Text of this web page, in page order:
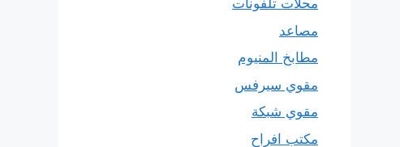
محلات تلفونات
مصاعد
مطابخ المنيوم
مقوي سيرفس
مقوي شبكة
مكتب افراح